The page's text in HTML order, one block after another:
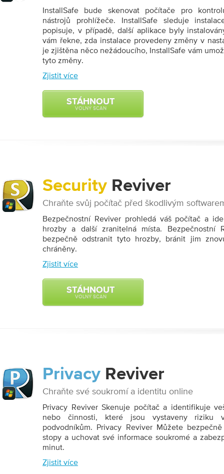
InstallSafe bude skenovat počítače pro
nástrojů prohlížeče. InstallSafe sleduje
popisuje, v případě, další aplikace byly
vám řekne, zda instalace provedeny změny v
je zjištěna něco nežádoucího, InstallSafe vám
tyto změny.
Zjistit více
STÁHNOUT
VOLNÝ SCAN
Security Reviver
Chraňte svůj počítač před škodlivým
Bezpečnostní Reviver prohledá váš počítač a
hrozby a další zranitelná místa. Bezpečnostní
bezpečně odstranit tyto hrozby, bránit jim
chráněny.
Zjistit více
STÁHNOUT
VOLNÝ SCAN
Privacy Reviver
Chraňte své soukromí a identitu online
Privacy Reviver Skenuje počítač a identifikuje
nebo činnosti, které jsou vystaveny riziku
podvodníkům. Privacy Reviver Můžete
stopy a uchovat své informace soukromé a
minut.
Zjistit více